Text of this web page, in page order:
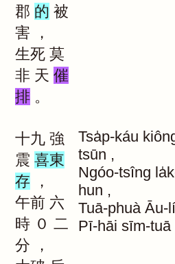
郡 的 被
害
，
生死 莫
非 天 催
排 。
十九 強
震 喜東
存
，
午前 六
時 ０ 二
分
，
Tsa̍p-káu
tsūn ,
Ngóo-tsîng
hun ,
Tuā-phuà Āu-lí
Pī-hāi sīm-tuā